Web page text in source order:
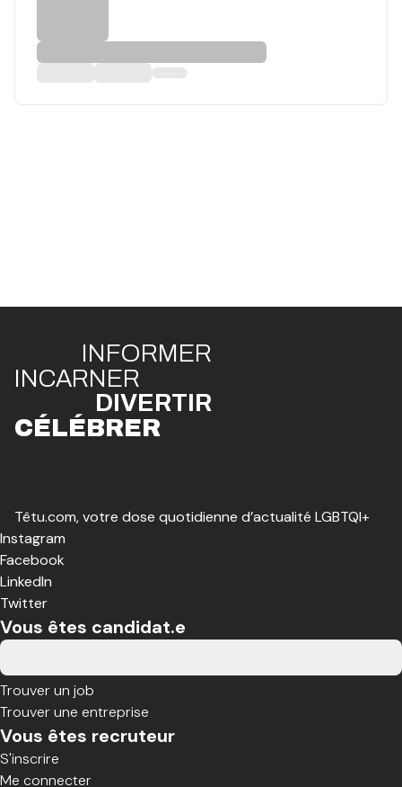
INFORMER
INCARNER
DIVERTIR
CÉLÉBRER
Têtu.com, votre dose quotidienne d’actualité LGBTQI+
Instagram
Facebook
LinkedIn
Twitter
Vous êtes candidat.e
Trouver un job
Trouver une entreprise
Vous êtes recruteur
S'inscrire
Me connecter